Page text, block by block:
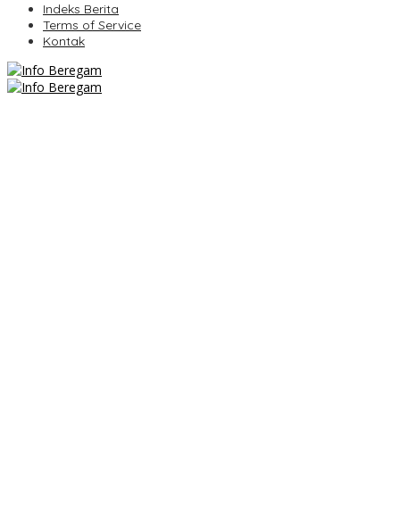
Indeks Berita
Terms of Service
Kontak